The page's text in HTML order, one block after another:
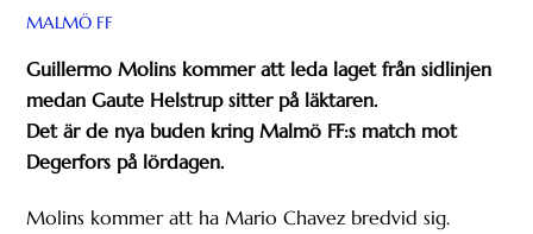
MALMÖ FF
Guillermo Molins kommer att leda laget från sidlinjen
medan Gaute Helstrup sitter på läktaren.
Det är de nya buden kring Malmö FF:s match mot
Degerfors på lördagen.
Molins kommer att ha Mario Chavez bredvid sig.